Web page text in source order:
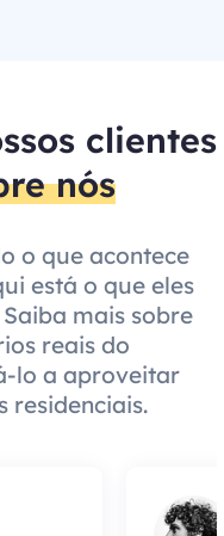
clientes
nós
o que acontece
está o que eles
mais sobre
reais do
lo a aproveitar
residenciais.